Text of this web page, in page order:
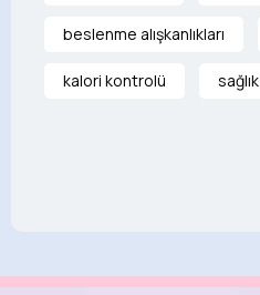
beslenme alışkanlıkları
kalori kontrolü sağlık